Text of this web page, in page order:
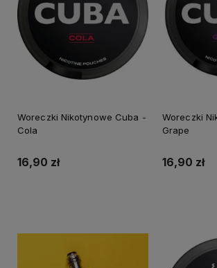
Woreczki Nikotynowe Cuba -
Cola
16,90 zł
Woreczki
Grape
16,90 zł